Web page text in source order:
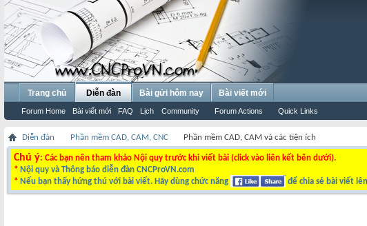
Trang chủ Diễn đàn
Forum Home Bài viết mới FAQ Lịch Community Forum Actions Quick Links
Bài gửi hôm nay Bài viết mới
Diễn đàn Phần mềm CAD, CAM, CNC Phần mềm CAD, CAM và các tiện ích
Chú ý: Các bạn nên tham khảo Nội quy trước khi viết bài (click vào liên kết bên dưới).
* Nội quy và Thông báo diễn đàn CNCProVN.com
* Nếu bạn thấy hứng thú với bài viết. Hãy dùng chức năng để chia sẻ bài viết